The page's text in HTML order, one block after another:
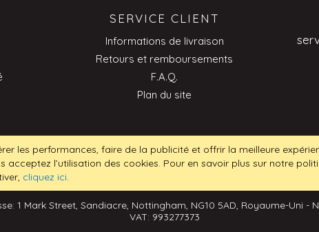
SERVICE CLIENT
Informations de livraison
Retours et remboursements
F.A.Q.
Plan du site
1 Mark Street, Sandiacre, Nottingham, NG10 5AD, Royaume-Uni -
VAT: 993277373
Pourquoi ne pas
les performances, faire de la publicité et offrir la meilleure
acceptez l’utilisation des cookies. Pour en savoir plus sur notre
cliquez ici.